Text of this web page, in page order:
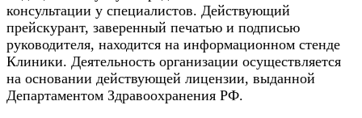
консультации у специалистов. Действующий
прейскурант, заверенный печатью и подписью
руководителя, находится на информационном стенде
Клиники. Деятельность организации осуществляется
на основании действующей лицензии, выданной
Департаментом Здравоохранения РФ.